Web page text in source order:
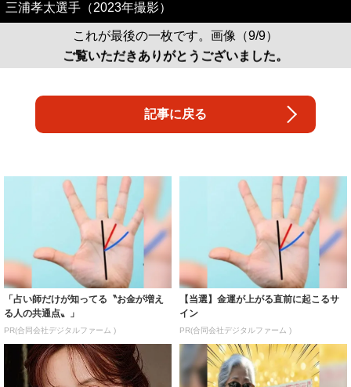
三浦孝太選手（2023年撮影）
これが最後の一枚です。画像（9/9）
ご覧いただきありがとうございました。
記事に戻る
「占い師だけが知ってる〝お金が増え
る人の共通点〟」
PR(合同会社デジタルファーム )
【当選】金運が上がる直前に起こるサ
イン
PR(合同会社デジタルファーム )